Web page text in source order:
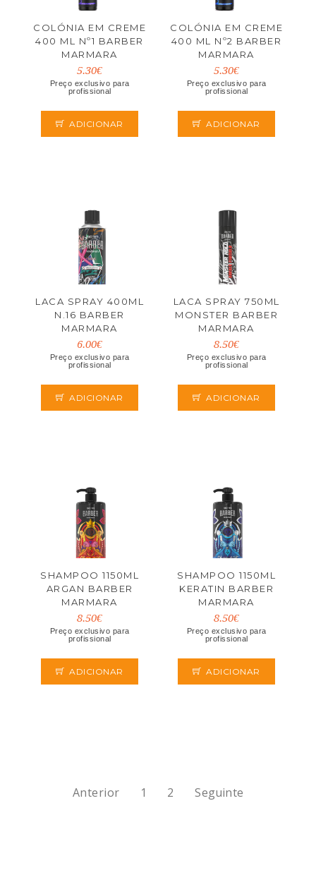
COLÓNIA EM CREME
400 ML Nº1 BARBER
MARMARA
5.30€
Preço exclusivo para
profissional
ADICIONAR
COLÓNIA EM CREME
400 ML Nº2 BARBER
MARMARA
5.30€
Preço exclusivo para
profissional
ADICIONAR
LACA SPRAY 400ML
N.16 BARBER
MARMARA
6.00€
Preço exclusivo para
profissional
ADICIONAR
LACA SPRAY 750ML
MONSTER BARBER
MARMARA
8.50€
Preço exclusivo para
profissional
ADICIONAR
SHAMPOO 1150ML
ARGAN BARBER
MARMARA
8.50€
Preço exclusivo para
profissional
ADICIONAR
SHAMPOO 1150ML
KERATIN BARBER
MARMARA
8.50€
Preço exclusivo para
profissional
ADICIONAR
Anterior 1 2 Seguinte